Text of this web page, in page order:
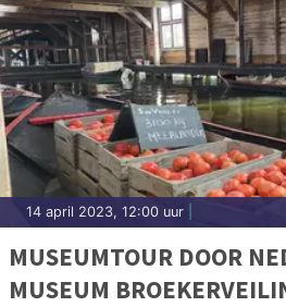
14 april 2023, 12:00 uur
MUSEUMTOUR DOOR
MUSEUM